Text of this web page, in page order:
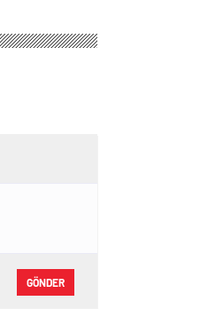
GÖNDER